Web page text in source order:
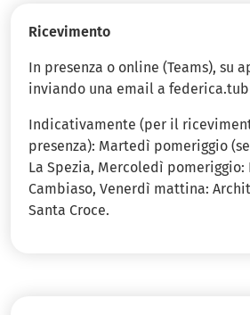
Ricevimento
In presenza o online (Teams), su
inviando una email a
Indicativamente (per il
presenza): Martedì pomeriggio
La Spezia, Mercoledì pomeriggio:
Cambiaso, Venerdì mattina:
Santa Croce.